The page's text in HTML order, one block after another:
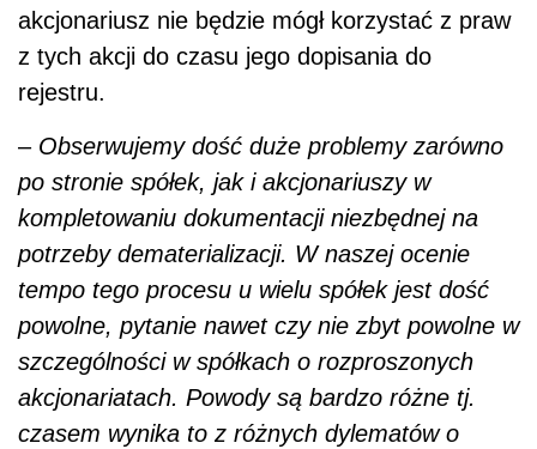
akcjonariusz nie będzie mógł korzystać z praw
z tych akcji do czasu jego dopisania do
rejestru.
– Obserwujemy dość duże problemy zarówno
po stronie spółek, jak i akcjonariuszy w
kompletowaniu dokumentacji niezbędnej na
potrzeby dematerializacji. W naszej ocenie
tempo tego procesu u wielu spółek jest dość
powolne, pytanie nawet czy nie zbyt powolne w
szczególności w spółkach o rozproszonych
akcjonariatach. Powody są bardzo różne tj.
czasem wynika to z różnych dylematów o